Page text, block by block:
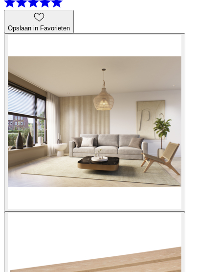
Opslaan in Favorieten